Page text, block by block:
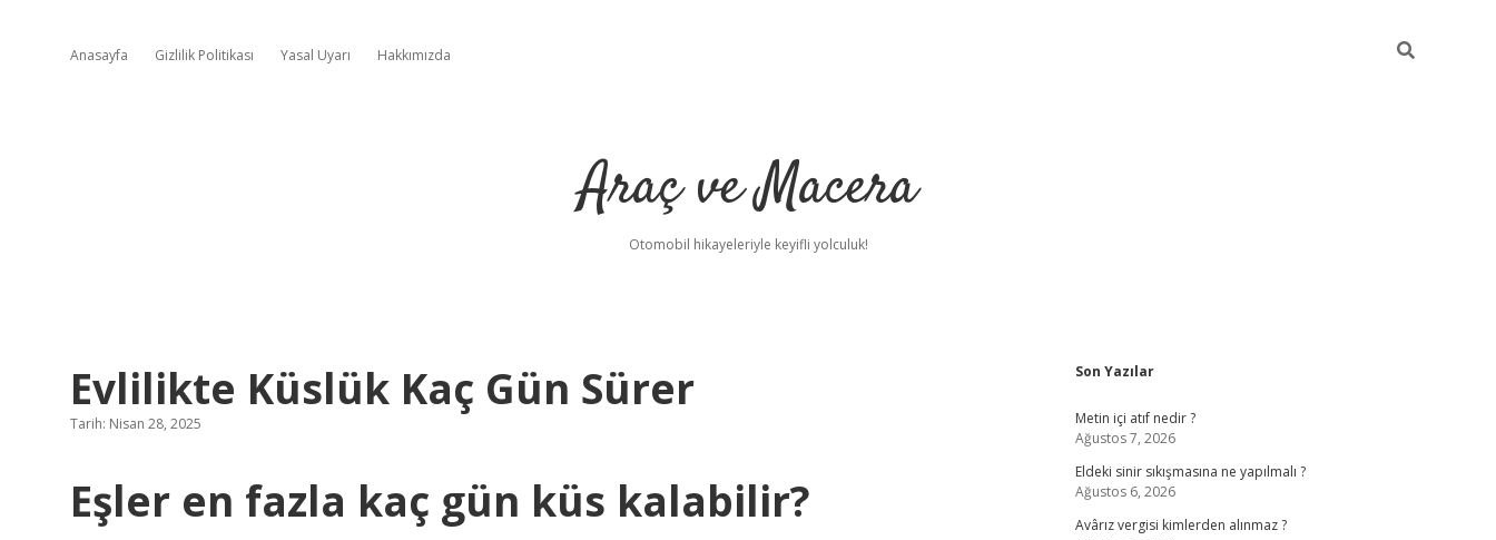
Anasayfa Gizlilik Politikası Yasal Uyarı Hakkımızda
Araç ve Macera
Otomobil hikayeleriyle keyifli yolculuk!
Evlilikte Küslük Kaç Gün Sürer
Tarih: Nisan 28, 2025
Eşler en fazla kaç gün küs kalabilir?
Sidebar
Son Yazılar
Metin içi atıf nedir ?
Ağustos 7, 2026
Eldeki sinir sıkışmasına ne yapılmalı ?
Ağustos 6, 2026
Avârız vergisi kimlerden alınmaz ?